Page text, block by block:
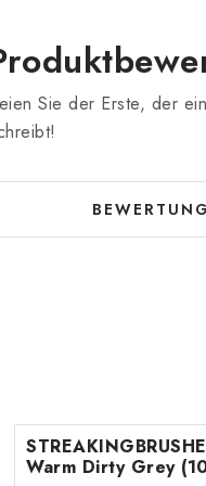
Sie der Erste, der
Warm Dirty Grey